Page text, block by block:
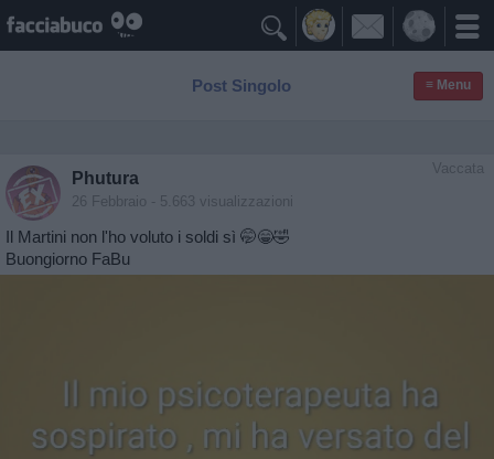

Post Singolo ≡ Menu
Vaccata
Phutura
26 Febbraio - 5.663 visualizzazioni
Il Martini non l'ho voluto i soldi sì 🤭😁🤣
Buongiorno FaBu